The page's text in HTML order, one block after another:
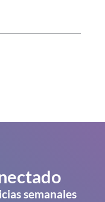
semanales